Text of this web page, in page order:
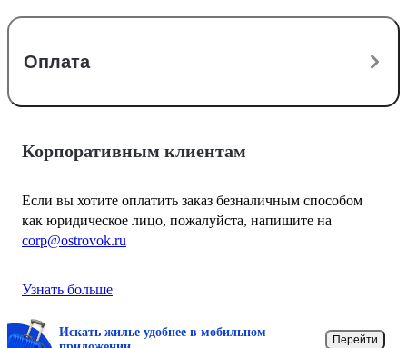
Оплата
Корпоративным клиентам
Если вы хотите оплатить заказ безналичным способом
как юридическое лицо, пожалуйста, напишите на
corp@ostrovok.ru
Узнать больше
Искать жилье удобнее в мобильном
Перейти